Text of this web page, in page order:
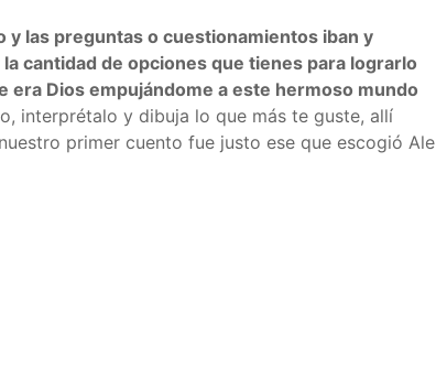
las preguntas o cuestionamientos iban y
cantidad de opciones que tienes para lograrlo
era Dios empujándome a este hermoso mundo
interprétalo y dibuja lo que más te guste, allí
primer cuento fue justo ese que escogió Ale